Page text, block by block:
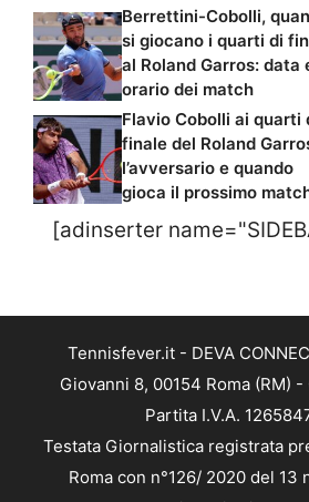
Berrettini-Cobolli,
si giocano i quarti di
al Roland Garros: data
orario dei match
Flavio Cobolli ai quarti
finale del Roland
l’avversario e quando
gioca il prossimo
[adinserter
Tennisfever.it - DEVA
Giovanni 8, 00154 Roma (RM)
Partita I.V.A.
Testata Giornalistica registrata
Roma con n°126/ 2020 del 13